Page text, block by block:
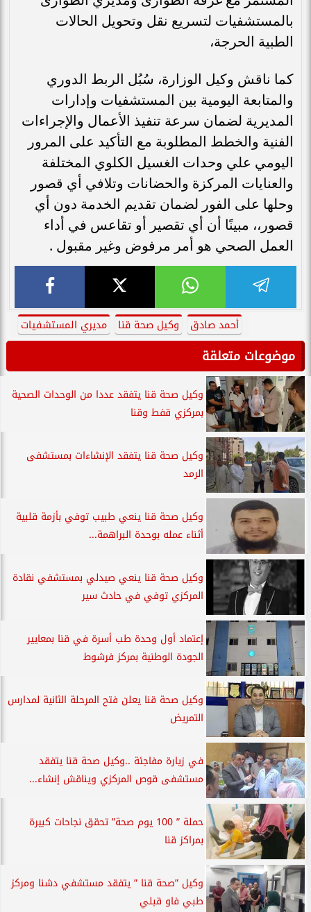
بالمستشفيات لتسريع نقل وتحويل الحالات
الطبية الحرجة،
كما ناقش وكيل الوزارة، سُبُل الربط الدوري
والمتابعة اليومية بين المستشفيات وإدارات
المديرية لضمان سرعة تنفيذ الأعمال والإجراءات
الفنية والخطط المطلوبة مع التأكيد على المرور
اليومي علي وحدات الغسيل الكلوي المختلفة
والعنايات المركزة والحضانات وتلافي أي قصور
وحلها على الفور لضمان تقديم الخدمة دون أي
قصور،، مبينًا أن أي تقصير أو تقاعس في أداء
العمل الصحي هو أمر مرفوض وغير مقبول .
أحمد صادق وكيل صحة قنا مديري المستشفيات
موضوعات متعلقة
وكيل صحة قنا يتفقد عددا من الوحدات الصحية
بمركزي قفط وقنا
وكيل صحة قنا يتفقد الإنشاءات بمستشفى
الرمد
وكيل صحة قنا ينعي طبيب توفي بأزمة قلبية
أثناء عمله بوحدة البراهمة...
وكيل صحة قنا ينعي صيدلي بمستشفي نقادة
المركزي توفي في حادث سير
إعتماد أول وحدة طب أسرة في قنا بمعايير
الجودة الوطنية بمركز فرشوط
وكيل صحة قنا يعلن فتح المرحلة الثانية لمدارس
التمريض
في زيارة مفاجئة ..وكيل صحة قنا يتفقد
مستشفى قوص المركزي ويناقش إنشاء...
حملة ” 100 يوم صحة” تحقق نجاحات كبيرة
بمراكز قنا
وكيل ”صحة قنا ” يتفقد مستشفي دشنا ومركز
طبي فاو قبلي